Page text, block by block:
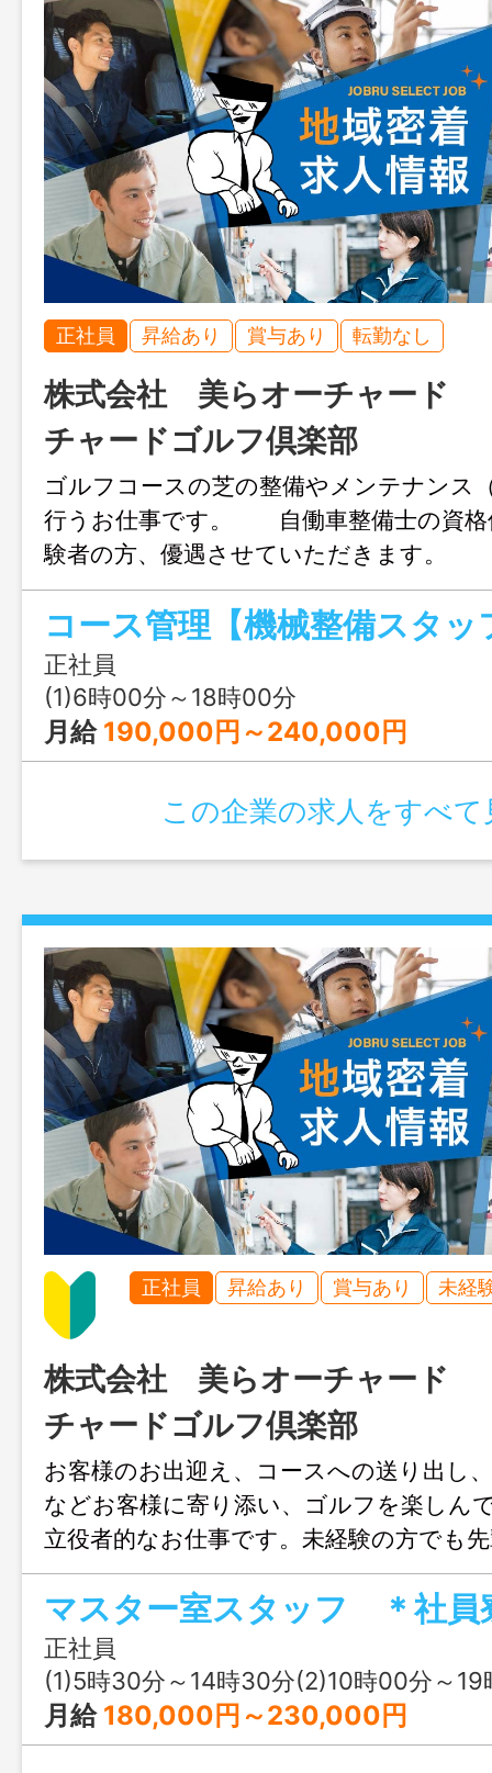
正社員 昇給あり 賞与あり 転勤なし
株式会社 美らオーチャー
チャードゴルフ倶楽部
ゴルフコースの芝の整備やメンテナンス
行うお仕事です。 自働車整備士の資格
験者の方、優遇させていただき
囲：変更なし
コース管理【機械整備スタッ
正社員
(1)6時00分～18時00分
月給 190,000円～240,000円
この企業の求人をすべて
正社員 昇給あり 賞与あり 未経
株式会社 美らオーチャー
チャードゴルフ倶楽部
お客様のお出迎え、コースへの送り出し
などお客様に寄り添い、ゴルフを楽しん
立役者的なお仕事です。未経験の方でも
寧に指導致します。 ＊福利厚生の一
ーも楽しめます。 ＊社員寮あり：６畳
込／風呂・キッチン共有 ※詳細は
範囲：変更なし
正社員
(1)5時30分～14時30分(2)10時00分～19時00分
月給 180,000円～230,000円